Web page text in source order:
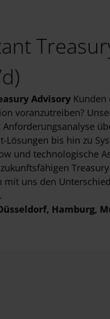
Advisory
voranzutreiben?
Lösungen bis hin zu
und technologische
uns den
.
, Hamburg,